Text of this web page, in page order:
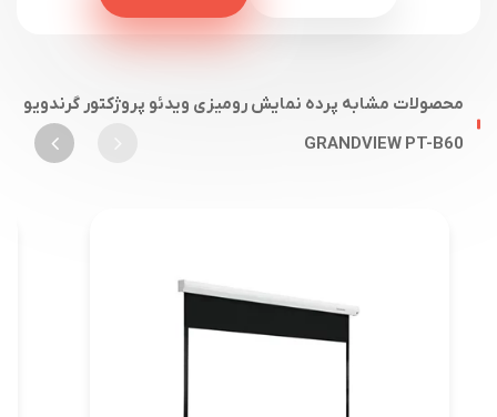
محصولات مشابه پرده نمایش رومیزی ویدئو پروژکتور گرندویو
GRANDVIEW PT-B60